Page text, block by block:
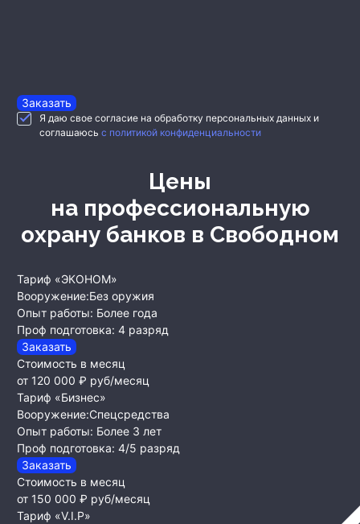
Заказать
Я даю свое согласие на обработку персональных данных и
соглашаюсь с политикой конфиденциальности
Цены
на профессиональную
охрану банков в Свободном
Тариф «ЭКОНОМ»
Вооружение:Без оружия
Опыт работы: Более года
Проф подготовка: 4 разряд
Заказать
Стоимость в месяц
от 120 000 ₽ руб/месяц
Тариф «Бизнес»
Вооружение:Спецсредства
Опыт работы: Более 3 лет
Проф подготовка: 4/5 разряд
Заказать
Стоимость в месяц
от 150 000 ₽ руб/месяц
Тариф «V.I.P»